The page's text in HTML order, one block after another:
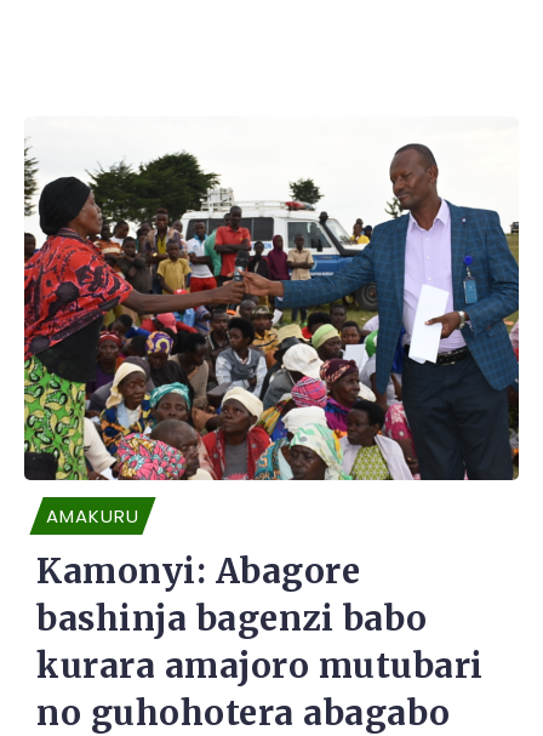
AMAKURU
Kamonyi: Abagore
bashinja bagenzi babo
kurara amajoro mutubari
no guhohotera abagabo